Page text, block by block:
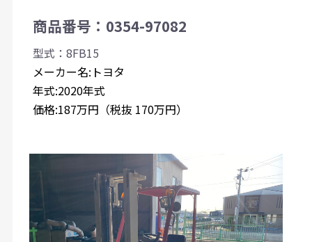
商品番号：0354-97082
型式：8FB15
メーカー名:トヨタ
年式:2020年式
価格:187万円（税抜 170万円）